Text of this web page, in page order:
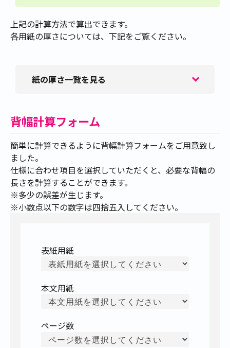
上記の計算方法で算出できます。
各用紙の厚さについては、下記をご覧ください。
紙の厚さ一覧を見る
背幅計算フォーム
簡単に計算できるように背幅計算フォームをご用意致し
ました。
仕様に合わせ項目を選択していただくと、必要な背幅の
長さを計算することができます。
※多少の誤差が生じます。
※小数点以下の数字は四捨五入してください。
表紙用紙
本文用紙
ページ数